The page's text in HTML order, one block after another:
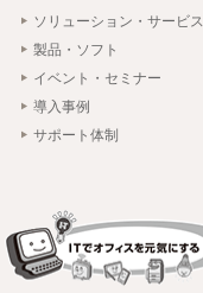
ソリューション・サービス
製品・ソフト
イベント・セミナー
導入事例
サポート体制